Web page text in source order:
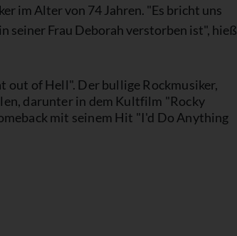
im Alter von 74 Jahren. "Es bricht uns
seiner Frau Deborah verstorben ist", hieß
of Hell". Der bullige Rockmusiker,
darunter in dem Kultfilm "Rocky
mit seinem Hit "I'd Do Anything